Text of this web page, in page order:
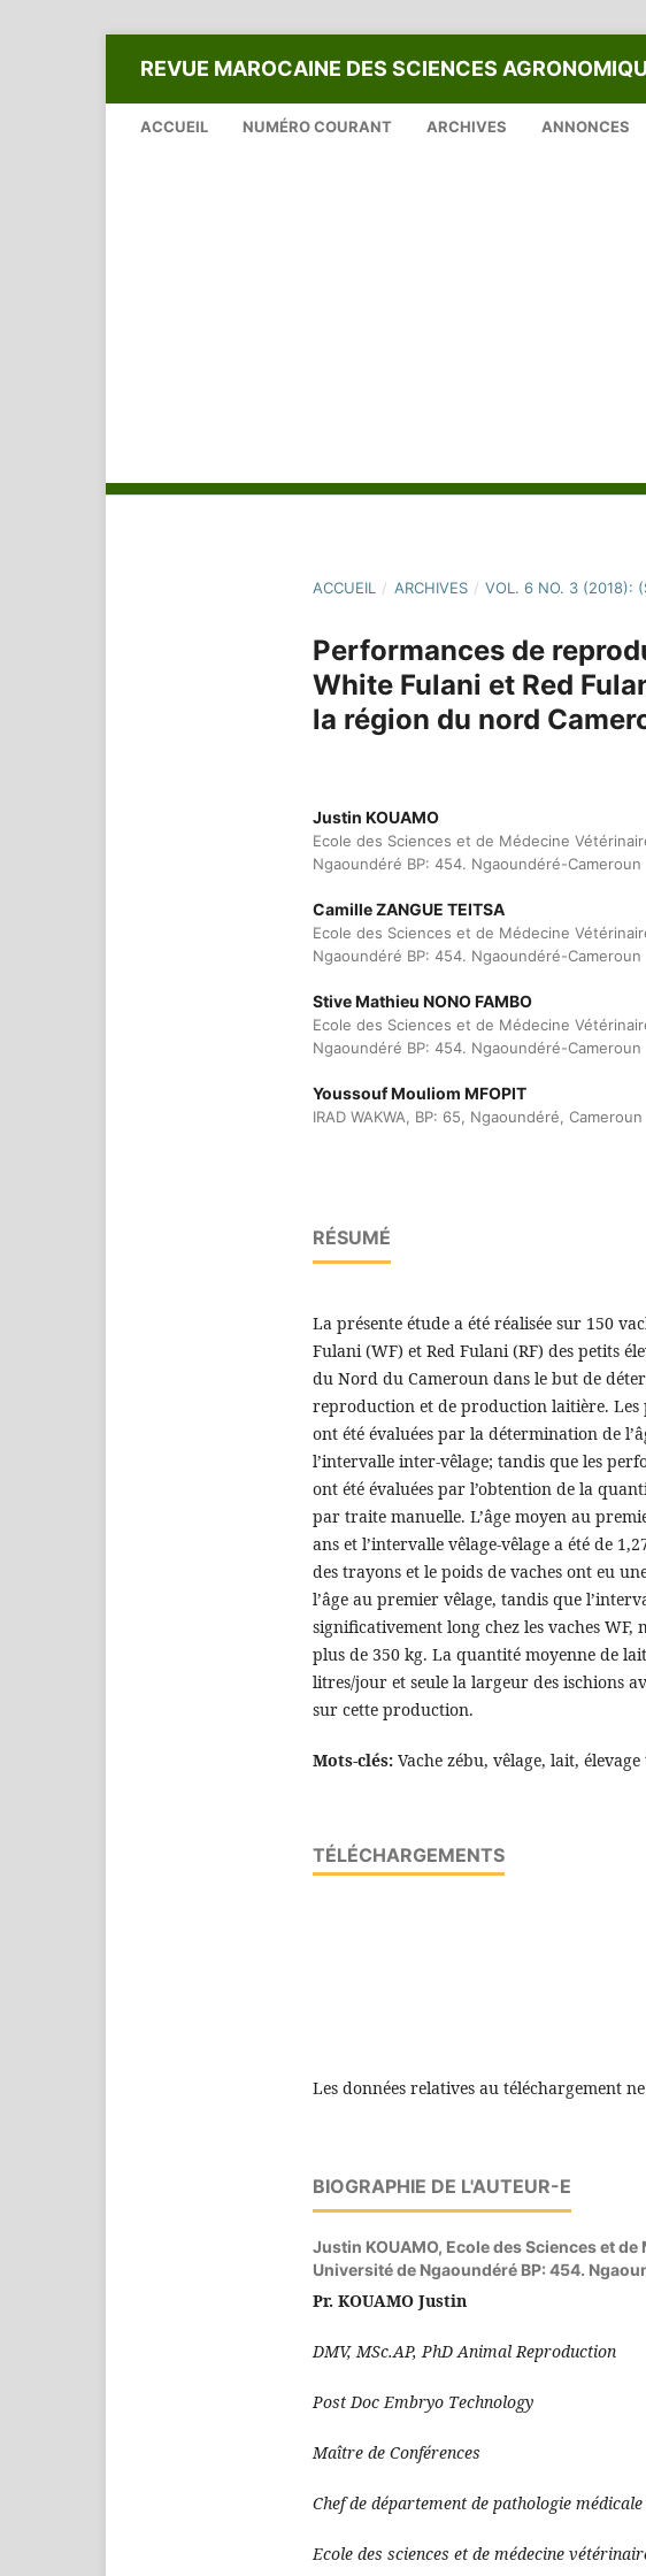
REVUE MAROCAINE DES SCIENCES
ACCUEIL NUMÉRO COURANT ARCHIVES ANNONCES
ACCUEIL / ARCHIVES / VOL. 6 NO. 3 (2018):
Performances de
White Fulani et Red
la région du nord
Justin KOUAMO
Ecole des Sciences et de Médecine
Ngaoundéré BP: 454. Ngaoundéré-Cameroun
Camille ZANGUE TEITSA
Ecole des Sciences et de Médecine
Ngaoundéré BP: 454. Ngaoundéré-Cameroun
Stive Mathieu NONO FAMBO
Ecole des Sciences et de Médecine
Ngaoundéré BP: 454. Ngaoundéré-Cameroun
Youssouf Mouliom MFOPIT
IRAD WAKWA, BP: 65, Ngaoundéré, Cameroun
RÉSUMÉ
La présente étude a été réalisée sur 150
Fulani (WF) et Red Fulani (RF) des petits
du Nord du Cameroun dans le but de
reproduction et de production laitière.
ont été évaluées par la détermination de
l’intervalle inter-vêlage; tandis que les
ont été évaluées par l’obtention de la
par traite manuelle. L’âge moyen au
ans et l’intervalle vêlage-vêlage a été de
des trayons et le poids de vaches ont eu
l’âge au premier vêlage, tandis que
significativement long chez les vaches WF,
plus de 350 kg. La quantité moyenne de
litres/jour et seule la largeur des ischions
sur cette production.
Mots-clés: Vache zébu, vêlage, lait,
TÉLÉCHARGEMENTS
Les données relatives au téléchargement
BIOGRAPHIE DE L'AUTEUR-E
Justin KOUAMO, Ecole des Sciences et
Université de Ngaoundéré BP: 454.
Pr.
DMV, MSc.AP, PhD Animal Reproduction
Post Doc Embryo Technology
Maître de Conférences
Chef de département de pathologie
Ecole des sciences et de médecine